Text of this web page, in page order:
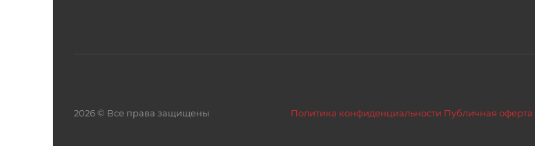
2026 © Все права защищены Политика конфиденциальности Публичная оферта